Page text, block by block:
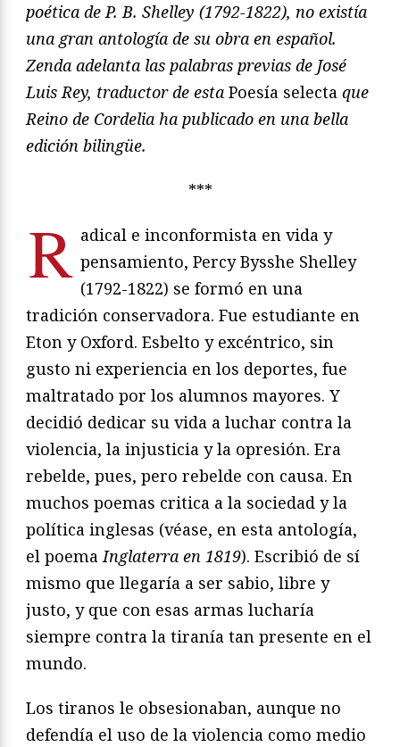
poética de P. B. Shelley (1792-1822), no existía
una gran antología de su obra en español.
Zenda adelanta las palabras previas de José
Luis Rey, traductor de esta Poesía selecta que
Reino de Cordelia ha publicado en una bella
edición bilingüe.
***
R adical e inconformista en vida y
pensamiento, Percy Bysshe Shelley
(1792-1822) se formó en una
tradición conservadora. Fue estudiante en
Eton y Oxford. Esbelto y excéntrico, sin
gusto ni experiencia en los deportes, fue
maltratado por los alumnos mayores. Y
decidió dedicar su vida a luchar contra la
violencia, la injusticia y la opresión. Era
rebelde, pues, pero rebelde con causa. En
muchos poemas critica a la sociedad y la
política inglesas (véase, en esta antología,
el poemaInglaterra en 1819). Escribió de sí
mismo que llegaría a ser sabio, libre y
justo, y que con esas armas lucharía
siempre contra la tiranía tan presente en el
mundo.
Los tiranos le obsesionaban, aunque no
defendía el uso de la violencia como medio